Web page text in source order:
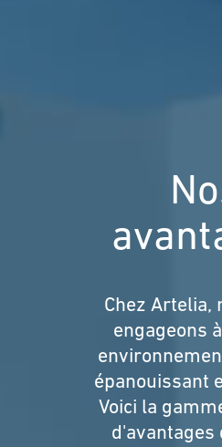
Chez Artelia,
engageons
épanouissant
Voici la
d'avantages